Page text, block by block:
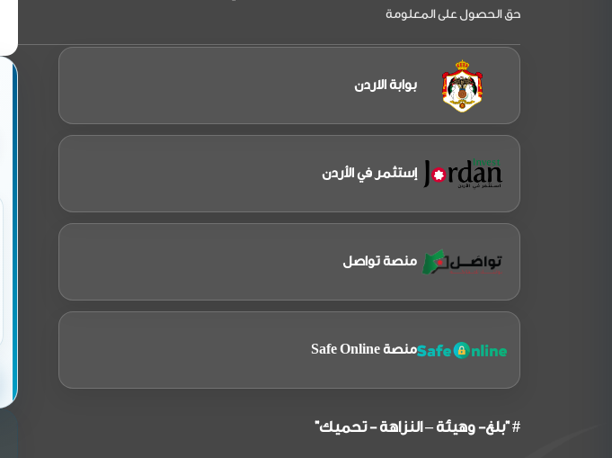
حق الحصول على المعلومة
بوابة الاردن
إستثمر في الأردن
منصة تواصل
منصة Safe Online
# "بلغ- وهيئة – النزاهة - تحميك"